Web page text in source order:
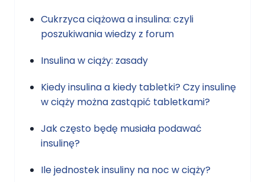
Cukrzyca ciążowa a insulina: czyli
poszukiwania wiedzy z forum
Insulina w ciąży: zasady
Kiedy insulina a kiedy tabletki? Czy insulinę
w ciąży można zastąpić tabletkami?
Jak często będę musiała podawać
insulinę?
Ile jednostek insuliny na noc w ciąży?